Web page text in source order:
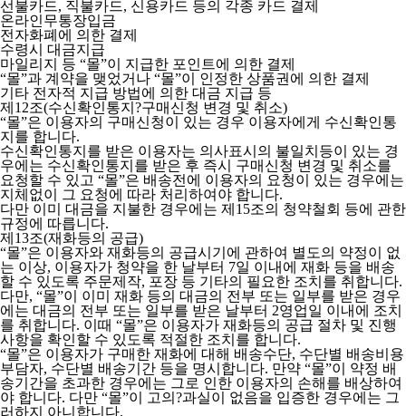
선불카드, 직불카드, 신용카드 등의 각종 카드 결제
온라인무통장입금
전자화폐에 의한 결제
수령시 대금지급
마일리지 등 “몰”이 지급한 포인트에 의한 결제
“몰”과 계약을 맺었거나 “몰”이 인정한 상품권에 의한 결제
기타 전자적 지급 방법에 의한 대금 지급 등
제12조(수신확인통지?구매신청 변경 및 취소)
“몰”은 이용자의 구매신청이 있는 경우 이용자에게 수신확인통
지를 합니다.
수신확인통지를 받은 이용자는 의사표시의 불일치등이 있는 경
우에는 수신확인통지를 받은 후 즉시 구매신청 변경 및 취소를
요청할 수 있고 “몰”은 배송전에 이용자의 요청이 있는 경우에는
지체없이 그 요청에 따라 처리하여야 합니다.
다만 이미 대금을 지불한 경우에는 제15조의 청약철회 등에 관한
규정에 따릅니다.
제13조(재화등의 공급)
“몰”은 이용자와 재화등의 공급시기에 관하여 별도의 약정이 없
는 이상, 이용자가 청약을 한 날부터 7일 이내에 재화 등을 배송
할 수 있도록 주문제작, 포장 등 기타의 필요한 조치를 취합니다.
다만, “몰”이 이미 재화 등의 대금의 전부 또는 일부를 받은 경우
에는 대금의 전부 또는 일부를 받은 날부터 2영업일 이내에 조치
를 취합니다. 이때 “몰”은 이용자가 재화등의 공급 절차 및 진행
사항을 확인할 수 있도록 적절한 조치를 합니다.
“몰”은 이용자가 구매한 재화에 대해 배송수단, 수단별 배송비용
부담자, 수단별 배송기간 등을 명시합니다. 만약 “몰”이 약정 배
송기간을 초과한 경우에는 그로 인한 이용자의 손해를 배상하여
야 합니다. 다만 “몰”이 고의?과실이 없음을 입증한 경우에는 그
러하지 아니합니다.